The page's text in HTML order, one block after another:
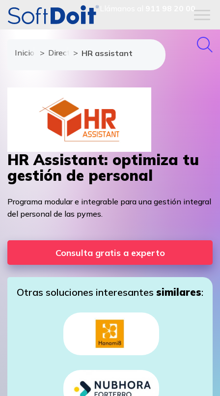
911 98 20 00
Inicio Directorio de proveedores
HR assistant
HR Assistant: optimiza tu
gestión de personal
Programa modular e integrable para una gestión integral
del personal de las pymes.
Consulta gratis a experto
Otras soluciones interesantes similares: